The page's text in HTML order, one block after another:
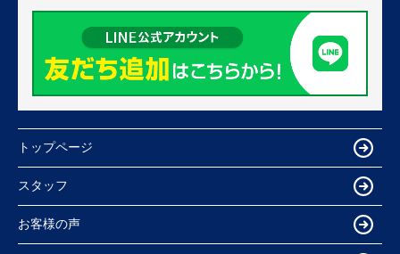
トップページ
スタッフ
お客様の声